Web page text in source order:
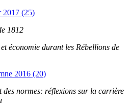
2017 (25)
1812
économie durant les Rébellions de
2016 (20)
des normes: réflexions sur la carrière